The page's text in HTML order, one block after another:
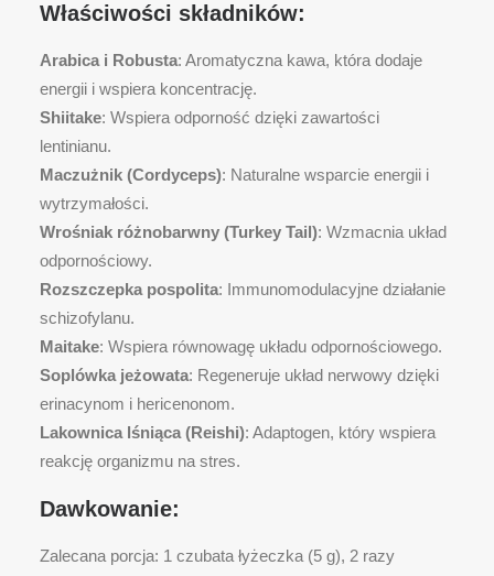
Właściwości składników:
Arabica i Robusta: Aromatyczna kawa, która dodaje
energii i wspiera koncentrację.
Shiitake: Wspiera odporność dzięki zawartości
lentinianu.
Maczużnik (Cordyceps): Naturalne wsparcie energii i
wytrzymałości.
Wrośniak różnobarwny (Turkey Tail): Wzmacnia układ
odpornościowy.
Rozszczepka pospolita: Immunomodulacyjne działanie
schizofylanu.
Maitake: Wspiera równowagę układu odpornościowego.
Soplówka jeżowata: Regeneruje układ nerwowy dzięki
erinacynom i hericenonom.
Lakownica lśniąca (Reishi): Adaptogen, który wspiera
reakcję organizmu na stres.
Dawkowanie:
Zalecana porcja: 1 czubata łyżeczka (5 g), 2 razy